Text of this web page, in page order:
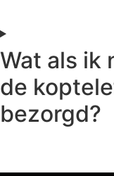
Wat als ik
de
bezorgd?